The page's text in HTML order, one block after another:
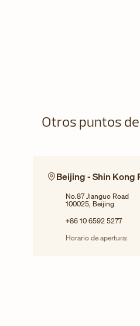
Otros puntos
Beijing - Shin Kong
No.87 Jianguo Road
100025, Beijing
+86 10 6592 5277
Horario de apertura: